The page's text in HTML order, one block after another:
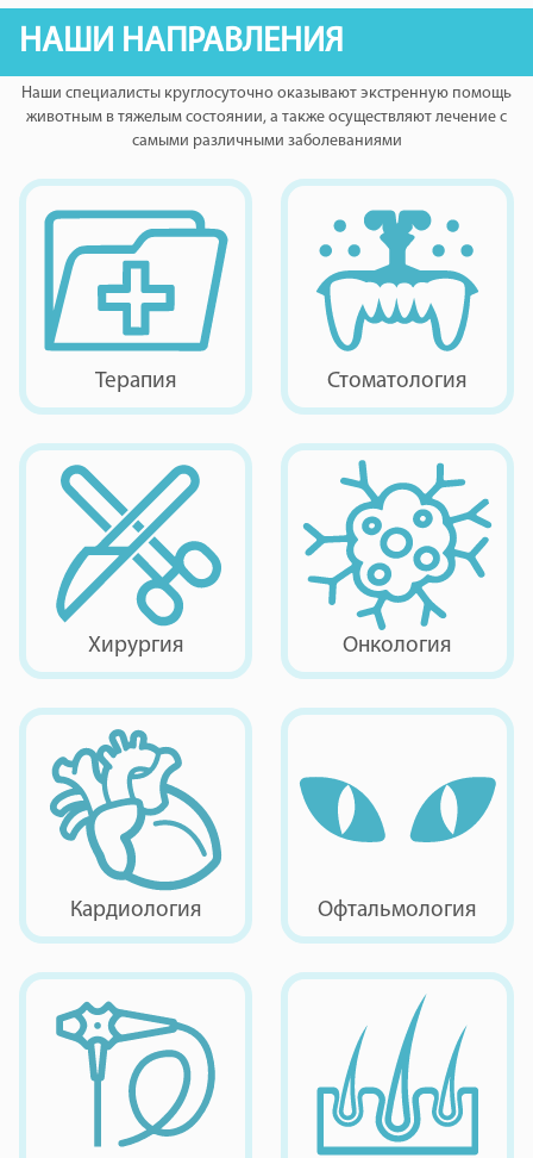
НАШИ НАПРАВЛЕНИЯ
Наши специалисты круглосуточно оказывают экстренную помощь
животным в тяжелым состоянии, а также осуществляют лечение с
самыми различными заболеваниями
Терапия Стоматология
Хирургия Онкология
Кардиология Офтальмология